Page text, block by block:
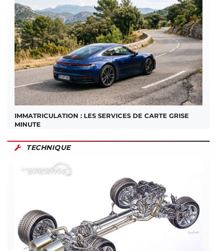
IMMATRICULATION : LES SERVICES DE CARTE GRISE
MINUTE
TECHNIQUE